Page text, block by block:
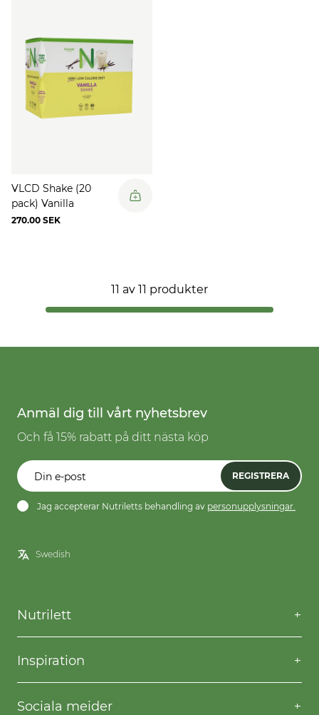
VLCD Shake (20
pack) Vanilla
270.00 SEK
11 av 11 produkter
Anmäl dig till vårt nyhetsbrev
Och få 15% rabatt på ditt nästa köp
REGISTRERA
Jag accepterar Nutriletts behandling av personupplysningar.
Nutrilett
Kontakta oss
Frågor & svar
Frakt & returer
Köpvillkor
Inspiration
Willpower
Recept
Sociala meider